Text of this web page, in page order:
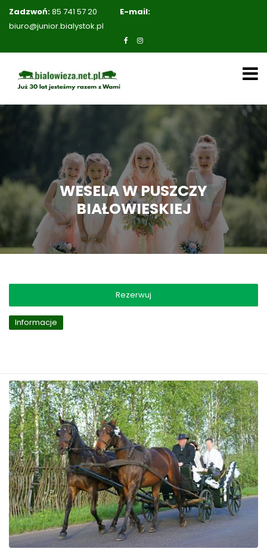
Zadzwoń:85 741 57 20
E-mail:
biuro@junior.bialystok.pl
WESELA W PUSZCZY
BIAŁOWIESKIEJ
Rezerwuj
Informacje